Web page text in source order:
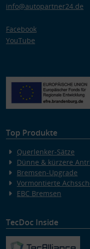
info@autopartner24.de
Facebook
YouTube
Top Produkte
Querlenker-Sätze
Dünne & kürzere
Bremsen-Upgrade
Vormontierte
EBC Bremsen
TecDoc Inside